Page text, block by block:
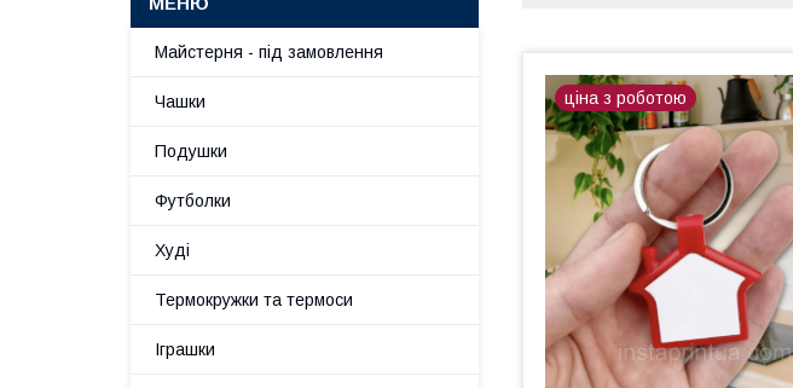
ціна з роботою
Майстерня - під замовлення
Чашки
Подушки
Футболки
Худі
Термокружки та термоси
Іграшки